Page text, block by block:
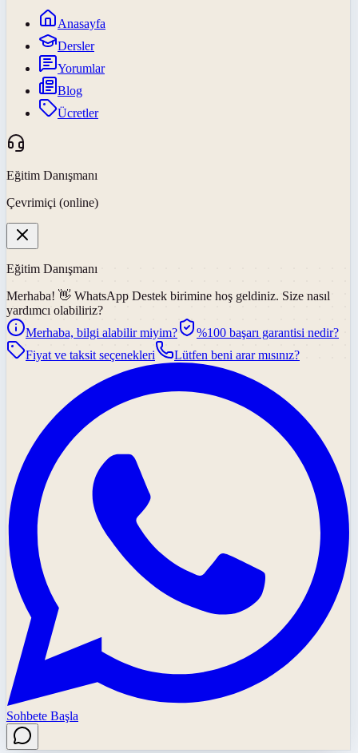
Anasayfa
Dersler
Yorumlar
Blog
Ücretler
Eğitim Danışmanı
Çevrimiçi (online)
Eğitim Danışmanı
Merhaba! 👋 WhatsApp Destek birimine hoş geldiniz. Size nasıl
yardımcı olabiliriz?
Merhaba, bilgi alabilir miyim?
%100 başarı garantisi nedir?
Fiyat ve taksit seçenekleri
Lütfen beni arar mısınız?
Sohbete Başla